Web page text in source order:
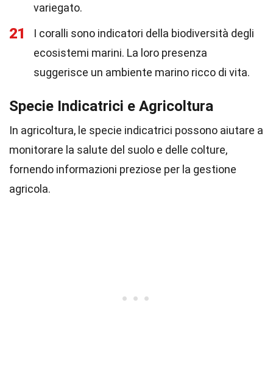
variegato.
21
I coralli sono indicatori della biodiversità degli
ecosistemi marini. La loro presenza
suggerisce un ambiente marino ricco di vita.
Specie Indicatrici e Agricoltura
In agricoltura, le specie indicatrici possono aiutare a
monitorare la salute del suolo e delle colture,
fornendo informazioni preziose per la gestione
agricola.